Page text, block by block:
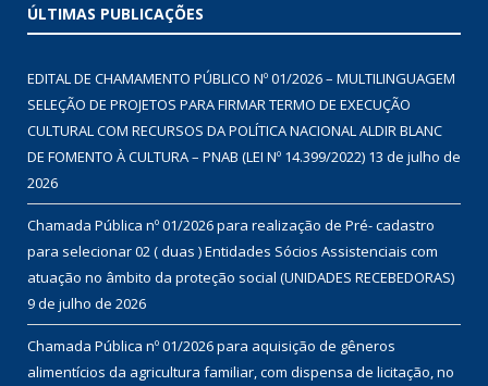
ÚLTIMAS PUBLICAÇÕES
EDITAL DE CHAMAMENTO PÚBLICO Nº 01/2026 – MULTILINGUAGEM
SELEÇÃO DE PROJETOS PARA FIRMAR TERMO DE EXECUÇÃO
CULTURAL COM RECURSOS DA POLÍTICA NACIONAL ALDIR BLANC
DE FOMENTO À CULTURA – PNAB (LEI Nº 14.399/2022) 13 de julho de
2026
Chamada Pública nº 01/2026 para realização de Pré- cadastro
para selecionar 02 ( duas ) Entidades Sócios Assistenciais com
atuação no âmbito da proteção social (UNIDADES RECEBEDORAS)
9 de julho de 2026
Chamada Pública nº 01/2026 para aquisição de gêneros
alimentícios da agricultura familiar, com dispensa de licitação, no